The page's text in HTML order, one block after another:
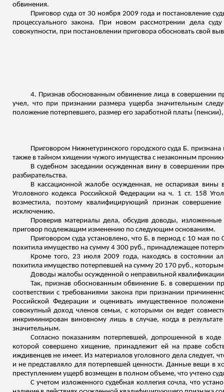
обвинения.
Приговор суда от 30 ноября 2009 года и постановление
процессуального закона. При новом рассмотрении дела
совокупности, при постановлении приговора обосновать свой
4. Признав обоснованным обвинение лица в совершении
учел, что при признании размера ущерба значительным
положение потерпевшего, размер его заработной платы
Приговором Нижнетуринского городского суда Б.
также в тайном хищении чужого имущества с незаконным
В судебном заседании осужденная вину в совершении
разбирательства.
В кассационной жалобе осужденная, не оспаривая
Уголовного кодекса Российской Федерации на ч. 1 ст. 158
возместила, поэтому квалифицирующий признак
исключению.
Проверив материалы дела, обсудив доводы,
приговор подлежащим изменению по следующим основаниям.
Приговором суда установлено, что Б. в период с 10 мая
похитила имущество на сумму 4 300 руб., принадлежащее
Кроме того, 23 июля 2009 года, находясь в состоянии
похитила имущество потерпевшей на сумму 20 170 руб.,
Доводы жалобы осужденной о неправильной квалификации
Так, признав обоснованным обвинение Б. в совершении
соответствии с требованиями закона при признании
Российской Федерации и оценивать имущественное
совокупный доход членов семьи, с которыми он ведет
инкриминирован виновному лишь в случае, когда в
значительным.
Согласно показаниям потерпевшей, допрошенной в ходе
которой совершено хищение, принадлежит ей на праве
иждивенцев не имеет. Из материалов уголовного дела следует,
и не представляло для потерпевшей ценности. Данные вещи в
преступлением ущерб возмещен в полном объеме, что учтено
С учетом изложенного судебная коллегия сочла, что